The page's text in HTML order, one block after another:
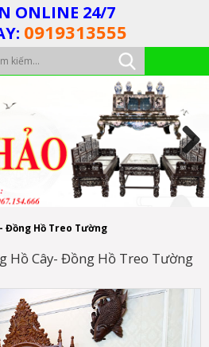
ONLINE 24/7
0919313555
Đồng Hồ Treo Tường
Hồ Cây- Đồng Hồ Treo Tường